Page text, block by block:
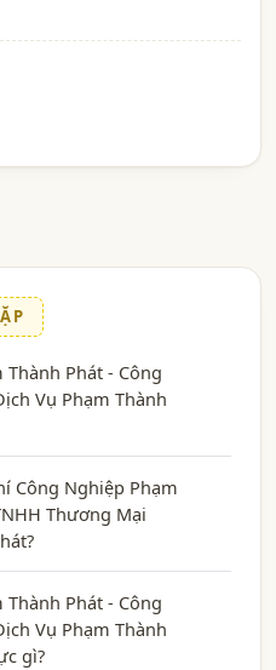
Phát - Công
Vụ Phạm Thành
Công Nghiệp Phạm
Thương Mại
Phát - Công
Vụ Phạm Thành
gì?